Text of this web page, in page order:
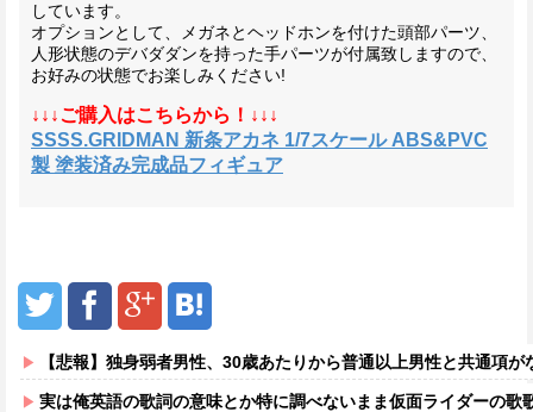
しています。
オプションとして、メガネとヘッドホンを付けた頭部パーツ、
人形状態のデバダダンを持った手パーツが付属致しますので、
お好みの状態でお楽しみください!
↓↓↓ご購入はこちらから！↓↓↓
SSSS.GRIDMAN 新条アカネ 1/7スケール ABS&PVC
製 塗装済み完成品フィギュア
【悲報】独身弱者男性、30歳あたりから普通以上男性と共通項がなくな
実は俺英語の歌詞の意味とか特に調べないまま仮面ライダーの